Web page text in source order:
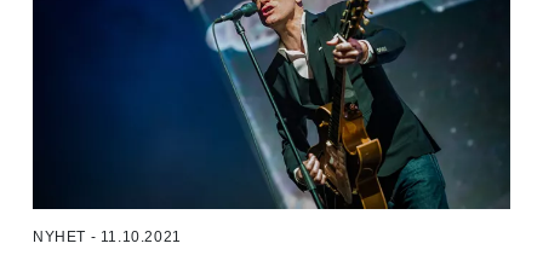
NYHET - 11.10.2021